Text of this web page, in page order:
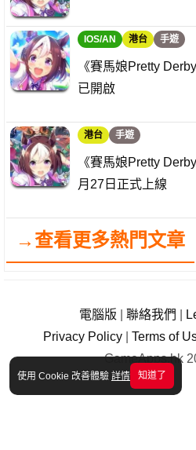
使用 Cookie 改善體驗 詳情 知道了
IOS/AN 港台 手遊
《賽馬娘Pretty
已開啟
港台 手遊
《賽馬娘Pretty
月27日正式上線
→查看更多熱門文章
電腦版 聯絡我們
Privacy Policy
Terms of
GameApps.hk